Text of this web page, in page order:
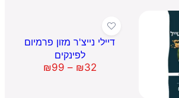
דיילי נייצ'ר מזון פרמיום
לפינקים
₪32
–
₪99